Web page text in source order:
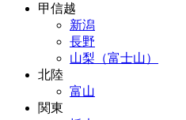
甲信越
新潟
長野
山梨（富士山）
北陸
富山
関東